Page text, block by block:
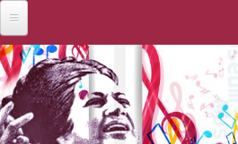
Skip to main content